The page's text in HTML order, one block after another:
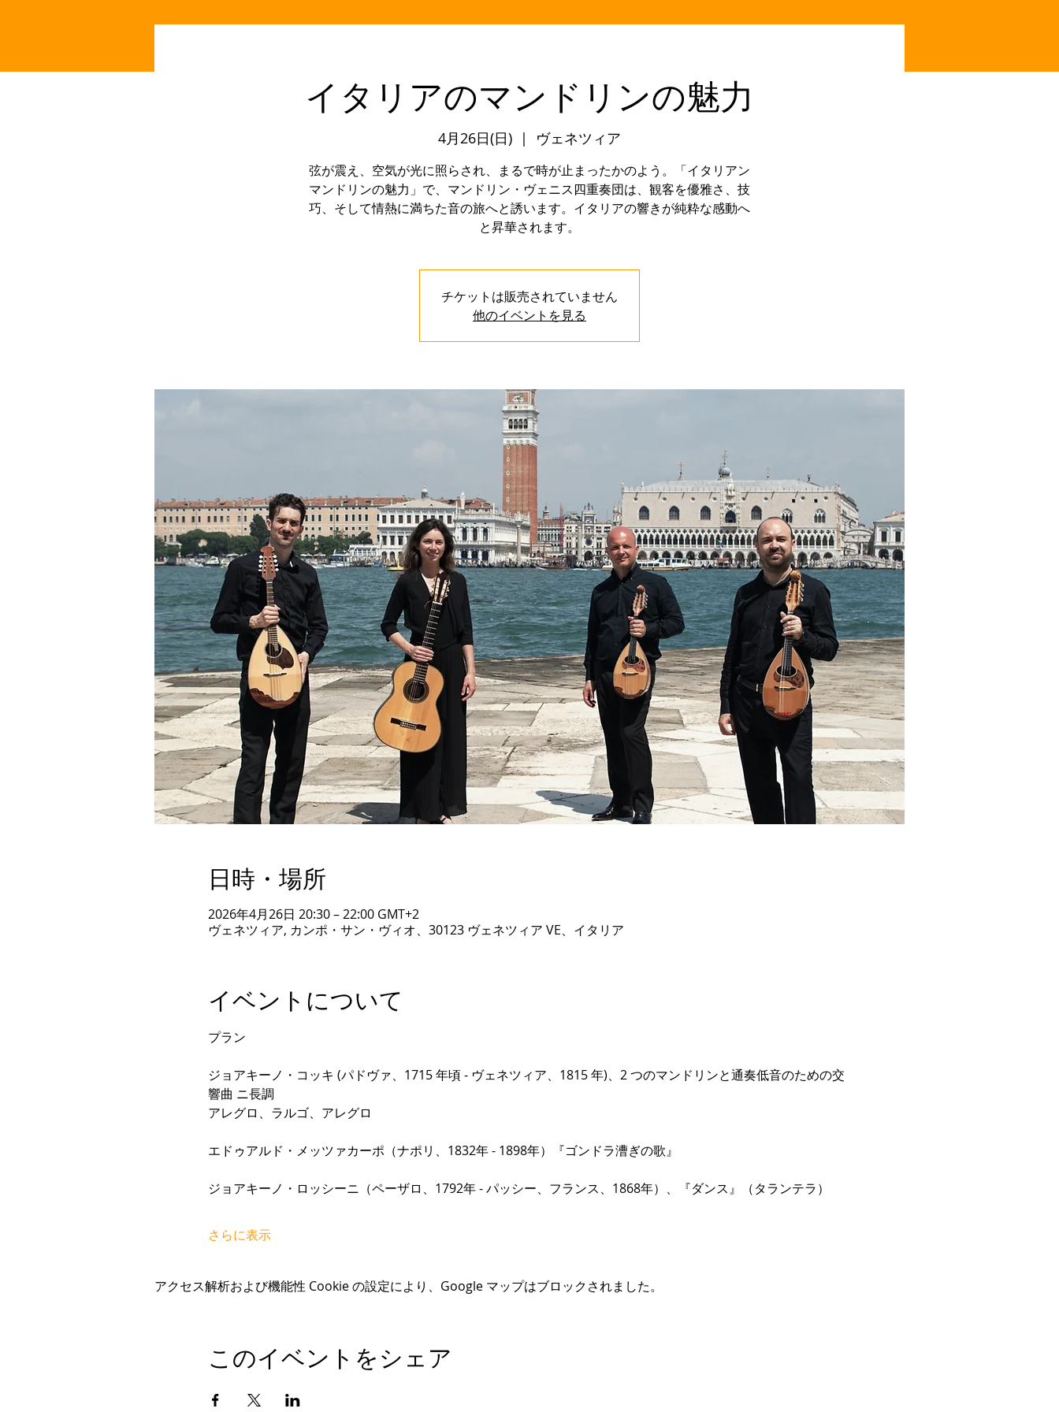
イタリアのマンドリンの魅力
4月26日(日)
  |
ヴェネツィア
弦が震え、空気が光に照らされ、まるで時が止まったかのよう。「イタリアン
マンドリンの魅力」で、マンドリン・ヴェニス四重奏団は、観客を優雅さ、技
巧、そして情熱に満ちた音の旅へと誘います。イタリアの響きが純粋な感動へ
と昇華されます。
チケットは販売されていません
他のイベントを見る
日時・場所
2026年4月26日 20:30 – 22:00 GMT+2
ヴェネツィア, カンポ・サン・ヴィオ、30123 ヴェネツィア VE、イタリア
イベントについて
プラン
ジョアキーノ・コッキ (パドヴァ、1715 年頃 - ヴェネツィア、1815 年)、2 つのマンドリンと通奏低音のための交
響曲 ニ長調
アレグロ、ラルゴ、アレグロ
エドゥアルド・メッツァカーポ（ナポリ、1832年 - 1898年）『ゴンドラ漕ぎの歌』
ジョアキーノ・ロッシーニ（ペーザロ、1792年 - パッシー、フランス、1868年）、『ダンス』（タランテラ）
さらに表示
アクセス解析および機能性 Cookie の設定により、Google マップはブロックされました。
このイベントをシェア